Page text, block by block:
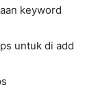
keyword
untuk di add